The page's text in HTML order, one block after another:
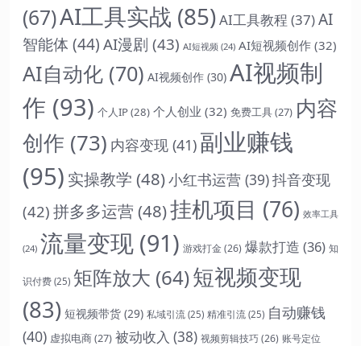
(67)AI工具实战 (85)AI工具教程 (37)AI
智能体 (44) AI漫剧 (43) AI短视频 (24) AI短视频创作 (32)
AI自动化 (70) AI视频创作 (30) AI视频制
作 (93) 个人IP(28) 个人创业 (32) 免费工具(27) 内容
创作 (73) 内容变现 (41) 副业赚钱
(95) 实操教学 (48)小红书运营 (39)抖音变现
(42) 拼多多运营 (48)挂机项目 (76) 效率工具
(24) 流量变现 (91) 游戏打金(26) 爆款打造 (36) 知
识付费 (25) 矩阵放大 (64)短视频变现
(83) 短视频带货 (29) 私域引流 (25) 精准引流 (25) 自动赚钱
(40) 虚拟电商(27) 被动收入 (38) 视频剪辑技巧(26) 账号定位